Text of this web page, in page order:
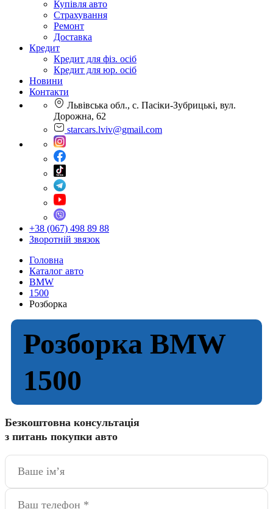
Купівля авто
Страхування
Ремонт
Доставка
Кредит
Кредит для фіз. осіб
Кредит для юр. осіб
Новини
Контакти
Львівська обл., с. Пасіки-Зубрицькі, вул.
Дорожна, 62
starcars.lviv@gmail.com
+38 (067) 498 89 88
Зворотній звязок
Головна
Каталог авто
BMW
1500
Розборка
Розборка BMW
1500
Безкоштовна консультація
з питань покупки авто